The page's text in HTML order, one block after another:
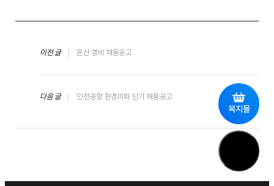
이전 글 온산 경비 채용공고
다음 글 인천공항 환경미화 단기 채용공고
복지몰